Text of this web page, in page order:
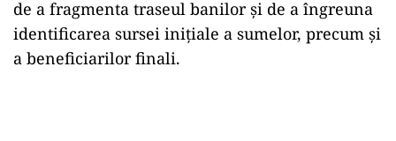
de a fragmenta traseul banilor și de a îngreuna
identificarea sursei inițiale a sumelor, precum și
a beneficiarilor finali.